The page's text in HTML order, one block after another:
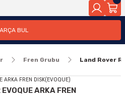
BUL
Fren Grubu Land Rover
ARKA FREN